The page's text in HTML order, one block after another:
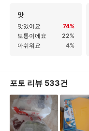
맛
맛있어요
74%
보통이에요
22%
아쉬워요
4%
포토 리뷰 533건